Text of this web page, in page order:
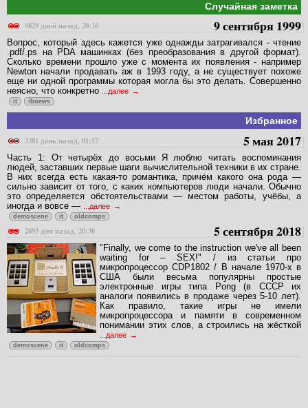
Случайная заметка
9829 дней назад, 20:16
9 сентября 1999
Вопрос, который здесь кажется уже однажды затрагивался - чтение
.pdf/.ps на PDA машинках (без преобразования в другой формат).
Сколько времени прошло уже с момента их появления - например
Newton начали продавать аж в 1993 году, а не существует похоже
еще ни одной программы которая могла бы это делать. Совершенно
неясно, что конкретно
...далее
it ibnews
Избранное
3381 день назад, 01:57
5 мая 2017
Часть 1: От четырёх до восьми Я люблю читать воспоминания
людей, заставших первые шаги вычислительной техники в их стране.
В них всегда есть какая-то романтика, причём какого она рода —
сильно зависит от того, с каких компьютеров люди начали. Обычно
это определяется обстоятельствами — местом работы, учёбы, а
иногда и вовсе —
...далее
demoscene it oldcomps
2893 дня назад, 20:30 5 сентября 2018
"Finally, we come to the instruction we've all been
waiting for – SEX!" / из статьи про
микропроцессор CDP1802 / В начале 1970-х в
США были весьма популярны простые
электронные игры типа Pong (в СССР их
аналоги появились в продаже через 5-10 лет).
Как правило, такие игры не имели
микропроцессора и памяти в современном
понимании этих слов, а строились на жёсткой
...далее
demoscene it oldcomps